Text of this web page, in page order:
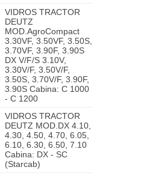
VIDROS TRACTOR
DEUTZ
MOD.AgroCompact
3.30VF, 3.50VF, 3.50S,
3.70VF, 3.90F, 3.90S
DX V/F/S 3.10V,
3.30V/F, 3.50V/F,
3.50S, 3.70V/F, 3.90F,
3.90S Cabina: C 1000
- C 1200
VIDROS TRACTOR
DEUTZ MOD.DX 4.10,
4.30, 4.50, 4.70, 6.05,
6.10, 6.30, 6.50, 7.10
Cabina: DX - SC
(Starcab)